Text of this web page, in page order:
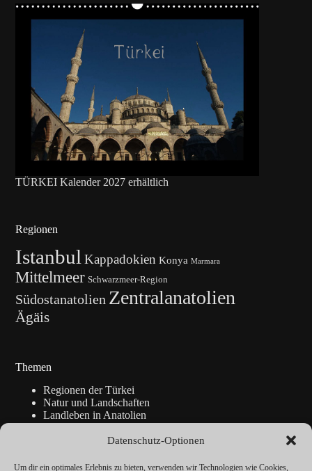
Datenschutz-Optionen
Um dir ein optimales Erlebnis zu bieten, verwenden wir Technologien wie Cookies,
TÜRKEI Kalender 2027 erhältlich
Regionen
Istanbul Kappadokien Konya Marmara
Mittelmeer Schwarzmeer-Region
Südostanatolien Zentralanatolien
Ägäis
Themen
Regionen der Türkei
Natur und Landschaften
Landleben in Anatolien
Blickpunkte